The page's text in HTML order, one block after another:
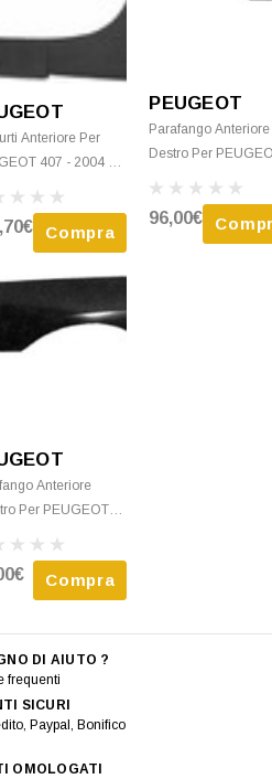
Anteriore Per
407 - 2004 >
Da Verniciare
Compra
PEUGEOT
Parafango Anteriore
Destro Per
Nuovo Da
96,00€
Anteriore
Per PEUGEOT
Compra
DI AIUTO ?
frequenti
SICURI
Paypal, Bonifico
OMOLOGATI